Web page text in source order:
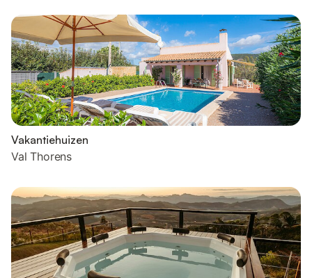
Vakantiehuizen
Val Thorens